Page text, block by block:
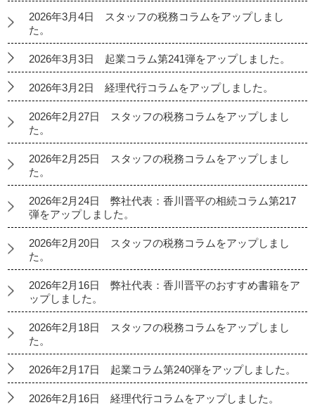
2026年3月4日 スタッフの税務コラムをアップしまし
た。
2026年3月3日 起業コラム第241弾をアップしました。
2026年3月2日 経理代行コラムをアップしました。
2026年2月27日 スタッフの税務コラムをアップしまし
た。
2026年2月25日 スタッフの税務コラムをアップしまし
た。
2026年2月24日 弊社代表：香川晋平の相続コラム第217
弾をアップしました。
2026年2月20日 スタッフの税務コラムをアップしまし
た。
2026年2月16日 弊社代表：香川晋平のおすすめ書籍をア
ップしました。
2026年2月18日 スタッフの税務コラムをアップしまし
た。
2026年2月17日 起業コラム第240弾をアップしました。
2026年2月16日 経理代行コラムをアップしました。